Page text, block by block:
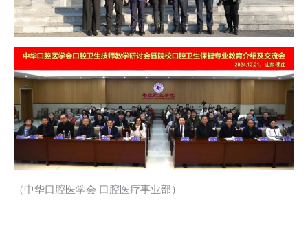
（中华口腔医学会 口腔医疗事业部）